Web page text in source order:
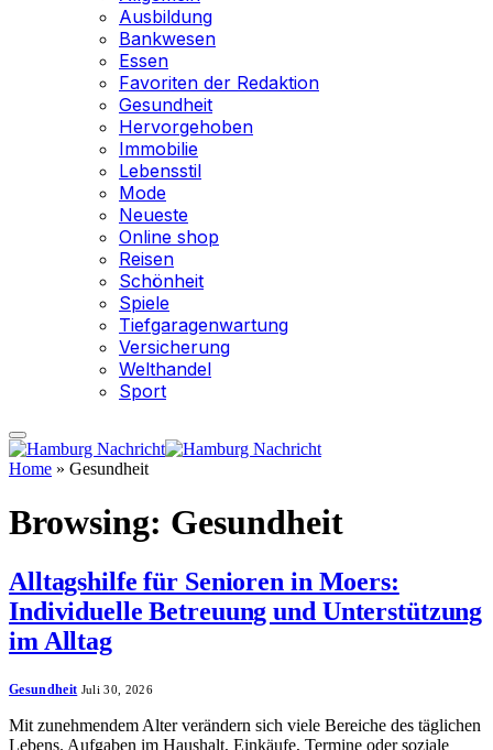
Ausbildung
Bankwesen
Essen
Favoriten der Redaktion
Gesundheit
Hervorgehoben
Immobilie
Lebensstil
Mode
Neueste
Online shop
Reisen
Schönheit
Spiele
Tiefgaragenwartung
Versicherung
Welthandel
Sport
Home » Gesundheit
Browsing: Gesundheit
Alltagshilfe für Senioren in Moers:
Individuelle Betreuung und Unterstützung
im Alltag
Gesundheit Juli 30, 2026
Mit zunehmendem Alter verändern sich viele Bereiche des täglichen
Lebens. Aufgaben im Haushalt, Einkäufe, Termine oder soziale